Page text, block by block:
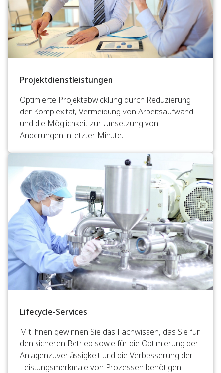
Projektdienstleistungen
Optimierte Projektabwicklung durch Reduzierung
der Komplexität, Vermeidung von Arbeitsaufwand
und die Möglichkeit zur Umsetzung von
Änderungen in letzter Minute.
Lifecycle-Services
Mit ihnen gewinnen Sie das Fachwissen, das Sie für
den sicheren Betrieb sowie für die Optimierung der
Anlagenzuverlässigkeit und die Verbesserung der
Leistungsmerkmale von Prozessen benötigen.